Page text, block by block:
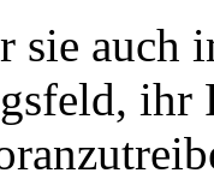
sie auch
ihr